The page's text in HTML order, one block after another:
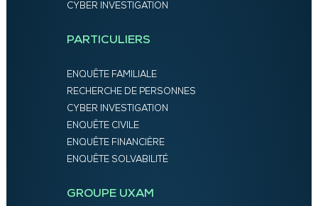
CYBER INVESTIGATION
PARTICULIERS
ENQUÊTE FAMILIALE
RECHERCHE DE PERSONNES
CYBER INVESTIGATION
ENQUÊTE CIVILE
ENQUÊTE FINANCIÈRE
ENQUÊTE SOLVABILITÉ
GROUPE UXAM